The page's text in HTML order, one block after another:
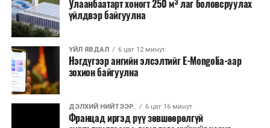
Улаанбаатарт хоногт 250 м³ лаг боловсруулах
үйлдвэр байгуулна
ҮЙЛ ЯВДАЛ 6 цаг 12 минут
Нэгдүгээр ангийн элсэлтийг E-Mongolia-аар
зохион байгуулна
ДЭЛХИЙ НИЙТЭЭР.. 6 цаг 16 минут
Францад иргэд рүү зөвшөөрөлгүй